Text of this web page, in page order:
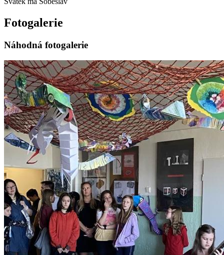
Fotogalerie
Náhodná fotogalerie